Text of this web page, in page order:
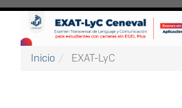
Inicio EXAT-LyC